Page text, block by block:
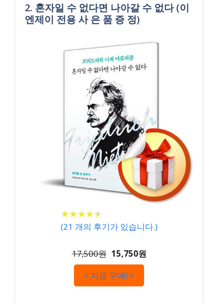
2. 혼자일 수 없다면 나아갈 수 없다 (이
엔제이 전용 사 은 품 증 정)
★★★★★
★★★★★
(21 개의 후기가 있습니다.)
17,500원 15,750원
< 지금 구매! >